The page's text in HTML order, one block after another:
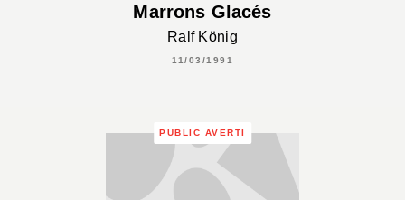
Marrons Glacés
Ralf König
11/03/1991
PUBLIC AVERTI